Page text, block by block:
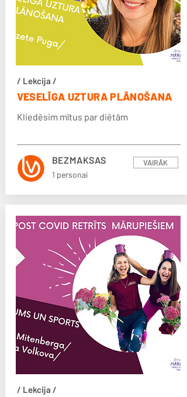
1 personai
BEZMAKSAS
VESELĪGA UZTURA PLĀNOŠANA
/ Lekcija /
Kliedēsim mītus par diētām
VAIRĀK
/ Lekcija /